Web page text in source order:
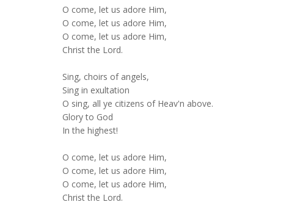
O come, let us adore Him,
O come, let us adore Him,
O come, let us adore Him,
Christ the Lord.
Sing, choirs of angels,
Sing in exultation
O sing, all ye citizens of Heav'n above.
Glory to God
In the highest!
O come, let us adore Him,
O come, let us adore Him,
O come, let us adore Him,
Christ the Lord.